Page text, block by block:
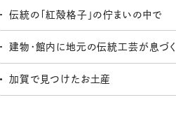
伝統の「紅殻格子」の佇まいの中で
建物・館内に地元の伝統工芸が息づく
加賀で見つけたお土産